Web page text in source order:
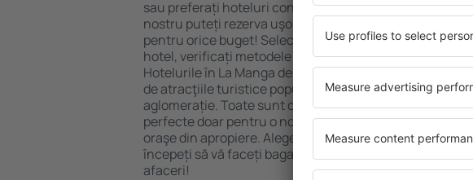
sau preferați hoteluri confortabile cu preţuri mici? Cu
nostru puteți rezerva uşor cazare în La Manga del Mar
pentru orice buget! Selectați destinația şi standardul
hotel, verificați metodele de plată și opțiunile de
Hotelurile în La Manga del Mar Menor sunt situate atât
de atracţiile turistice populare, cât și puțin mai departe
aglomerație. Toate sunt disponibile pentru o vacanță
perfecte doar pentru o noapte atunci când doriţi să
oraşe din apropiere. Alegeți hotelul care vi se potriveşte
începeți să vă faceți bagajele pentru o vacanţă sau
afaceri!